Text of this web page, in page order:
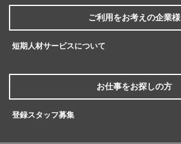
ご利用をお考えの企業様
短期人材サービスについて
お仕事をお探しの方
登録スタッフ募集